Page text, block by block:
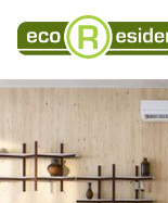
NOS ECO-